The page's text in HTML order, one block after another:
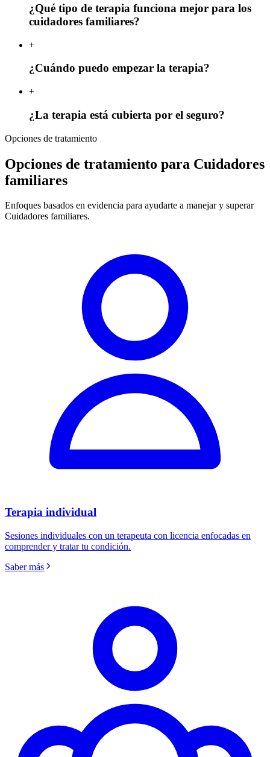
¿Qué tipo de terapia funciona mejor para los
cuidadores familiares?
+
¿Cuándo puedo empezar la terapia?
+
¿La terapia está cubierta por el seguro?
Opciones de tratamiento
Opciones de tratamiento para Cuidadores
familiares
Enfoques basados en evidencia para ayudarte a manejar y superar
Cuidadores familiares.
Terapia individual
Sesiones individuales con un terapeuta con licencia enfocadas en
comprender y tratar tu condición.
Saber más